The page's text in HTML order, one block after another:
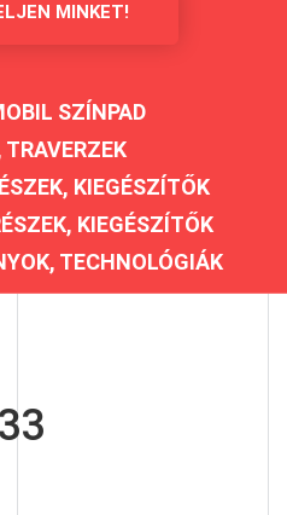
MINKET!
SZÍNPAD
TRAVERZEK
KIEGÉSZÍTŐK
KIEGÉSZÍTŐK
TECHNOLÓGIÁK